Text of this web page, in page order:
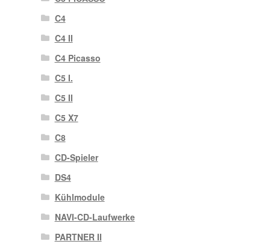
C4
C4 II
C4 Picasso
C5 I.
C5 II
C5 X7
C8
CD-Spieler
DS4
Kühlmodule
NAVI-CD-Laufwerke
PARTNER II